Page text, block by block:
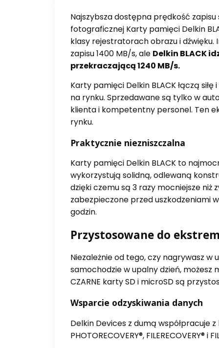
Najszybsza dostępna prędkość
fotograficznej Karty pamięci Delkin
klasy rejestratorach obrazu i
zapisu 1400 MB/s, ale Delkin BLACK
przekraczającą 1240 MB/s.
Karty pamięci Delkin BLACK łączą
na rynku. Sprzedawane są tylko w
klienta i kompetentny personel. Ten
rynku.
Praktycznie niezniszczalna
Karty pamięci Delkin BLACK to
wykorzystują solidną, odlewaną
dzięki czemu są 3 razy mocniejsze niż
zabezpieczone przed uszkodzeniami
godzin.
Przystosowane do
Niezależnie od tego, czy nagrywasz
samochodzie w upalny dzień,
CZARNE karty SD i microSD są
Wsparcie odzyskiwania danych
Delkin Devices z dumą
PHOTORECOVERY®, FILERECOVERY® i